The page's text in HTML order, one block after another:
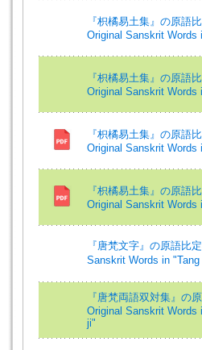
『枳橘易土集』の原語
Original Sanskrit
『枳橘易土集』の原語
Original Sanskrit
『枳橘易土集』の原語
Original Sanskrit Words
『枳橘易土集』の原語
Original Sanskrit Words
『唐梵文字』の原語比
Sanskrit Words in
『唐梵両語双対集』の
Original Sanskrit Words
ji"